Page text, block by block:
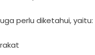
perlu diketahui, yaitu: